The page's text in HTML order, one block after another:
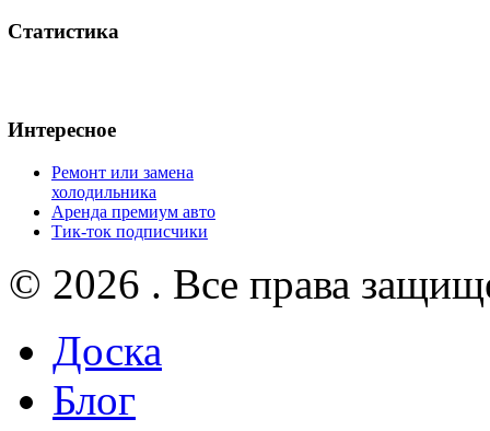
Статистика
Интересное
Ремонт или замена
холодильника
Аренда премиум авто
Тик-ток подписчики
© 2026 . Все права
Доска
Блог